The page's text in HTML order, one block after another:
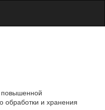
повышенной
обработки и хранения